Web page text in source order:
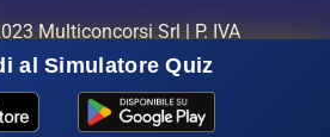
Multiconcorsi Srl | P. IVA
policy|privacy policy| Powered
WebSquare
al Simulatore Quiz